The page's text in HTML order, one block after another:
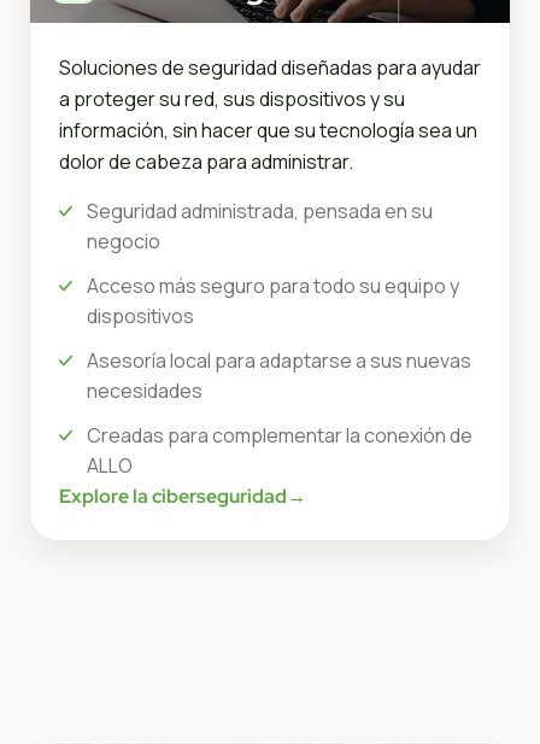
Soluciones de seguridad diseñadas para ayudar
a proteger su red, sus dispositivos y su
información, sin hacer que su tecnología sea un
dolor de cabeza para administrar.
Seguridad administrada, pensada en su
negocio
Acceso más seguro para todo su equipo y
dispositivos
Asesoría local para adaptarse a sus nuevas
necesidades
Creadas para complementar la conexión de
ALLO
Explore la ciberseguridad→